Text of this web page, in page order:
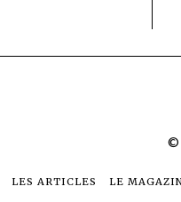
©
LES ARTICLES LE